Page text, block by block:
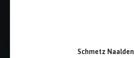
Schmetz